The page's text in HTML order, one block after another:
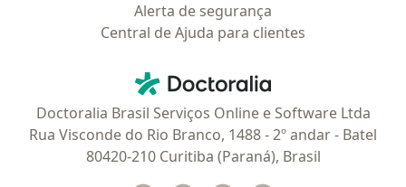
Alerta de segurança
Central de Ajuda para clientes
Doctoralia - Homepage
Doctoralia Brasil Serviços Online e Software Ltda
Rua Visconde do Rio Branco, 1488 - 2º andar - Batel
80420-210 Curitiba (Paraná), Brasil